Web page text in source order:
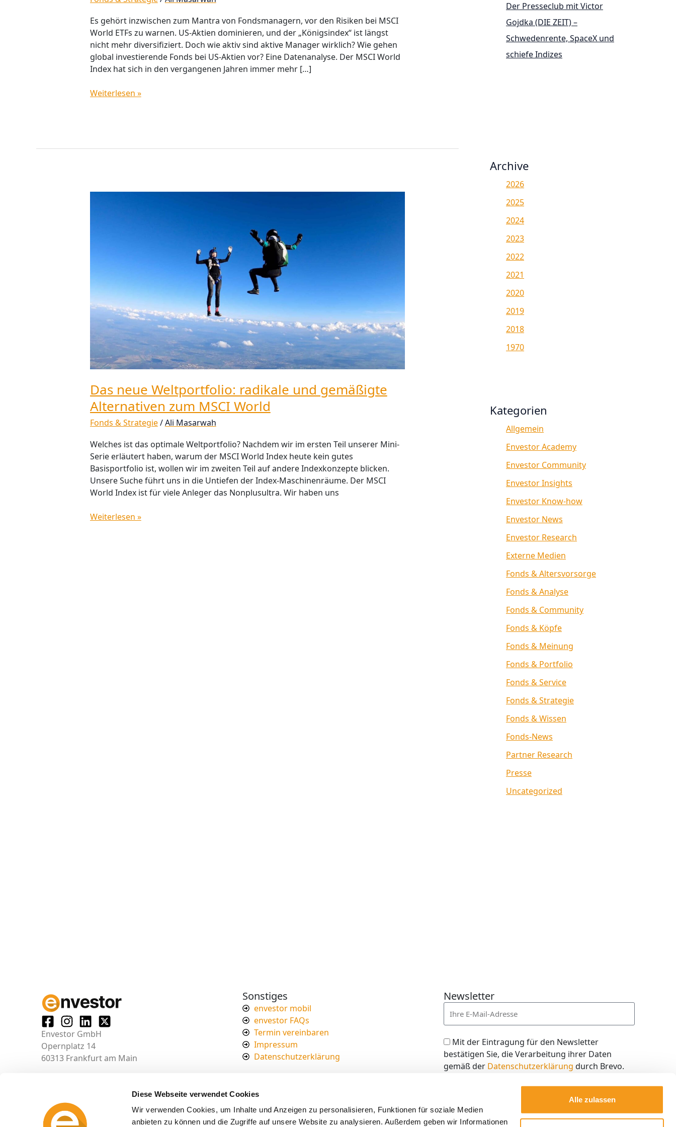
Diese Webseite verwendet Cookies
Wir verwenden Cookies, um Inhalte und Anzeigen zu personalisieren, Funktionen für soziale Medien
anbieten zu können und die Zugriffe auf unsere Website zu analysieren. Außerdem geben wir Informationen
Alle zulassen
Es gehört inzwischen zum Mantra von Fondsmanagern, vor den Risiken bei MSCI
World ETFs zu warnen. US-Aktien dominieren, und der „Königsindex“ ist längst
nicht mehr diversifiziert. Doch wie aktiv sind aktive Manager wirklich? Wie gehen
global investierende Fonds bei US-Aktien vor? Eine Datenanalyse. Der MSCI World
Index hat sich in den vergangenen Jahren immer mehr […]
Weiterlesen »
Das neue Weltportfolio: radikale und gemäßigte
Alternativen zum MSCI World
Fonds & Strategie/Ali Masarwah
Welches ist das optimale Weltportfolio? Nachdem wir im ersten Teil unserer Mini-
Serie erläutert haben, warum der MSCI World Index heute kein gutes
Basisportfolio ist, wollen wir im zweiten Teil auf andere Indexkonzepte blicken.
Unsere Suche führt uns in die Untiefen der Index-Maschinenräume. Der MSCI
World Index ist für viele Anleger das Nonplusultra. Wir haben uns
MSCI
World
Weiterlesen »
Der Presseclub mit Victor
Gojdka (DIE ZEIT) –
Schwedenrente, SpaceX und
schiefe Indizes
Archive
2026
2025
2024
2023
2022
2021
2020
2019
2018
1970
Kategorien
Allgemein
Envestor Academy
Envestor Community
Envestor Insights
Envestor Know-how
Envestor News
Envestor Research
Externe Medien
Fonds & Altersvorsorge
Fonds & Analyse
Fonds & Community
Fonds & Köpfe
Fonds & Meinung
Fonds & Portfolio
Fonds & Service
Fonds & Strategie
Fonds & Wissen
Fonds-News
Partner Research
Presse
Uncategorized
Envestor GmbH
Opernplatz 14
60313 Frankfurt am Main
Sonstiges
envestor mobil
envestor FAQs
Termin vereinbaren
Impressum
Datenschutzerklärung
Newsletter
Mit der Eintragung für den Newsletter
bestätigen Sie, die Verarbeitung ihrer Daten
gemäß der Datenschutzerklärung durch Brevo.
den ich jederzeit mit dem Link im Newsletter